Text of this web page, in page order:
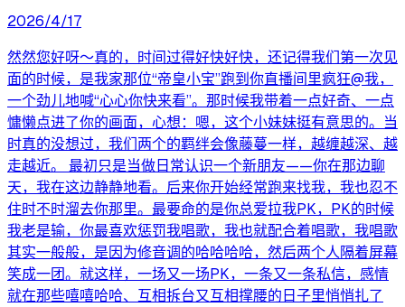
2026/4/17
然然您好呀～真的，时间过得好快好快，还记得我们第一次见
面的时候，是我家那位“帝皇小宝”跑到你直播间里疯狂@我，
一个劲儿地喊“心心你快来看”。那时候我带着一点好奇、一点
慵懒点进了你的画面，心想：嗯，这个小妹妹挺有意思的。当
时真的没想过，我们两个的羁绊会像藤蔓一样，越缠越深、越
走越近。 最初只是当做日常认识一个新朋友——你在那边聊
天，我在这边静静地看。后来你开始经常跑来找我，我也忍不
住时不时溜去你那里。最要命的是你总爱拉我PK，PK的时候
我老是输，你最喜欢惩罚我唱歌，我也就配合着唱歌，我唱歌
其实一般般，是因为修音调的哈哈哈哈，然后两个人隔着屏幕
笑成一团。就这样，一场又一场PK，一条又一条私信，感情
就在那些嘻嘻哈哈、互相拆台又互相撑腰的日子里悄悄扎了